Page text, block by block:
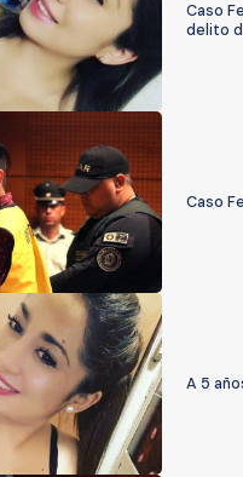
Caso
delito
Caso
A 5